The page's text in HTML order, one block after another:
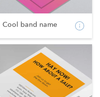
Cool band name